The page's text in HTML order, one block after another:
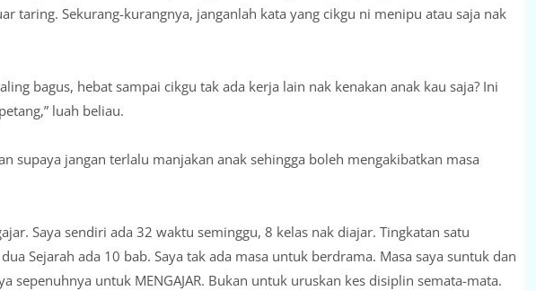
taring. Sekurang-kurangnya, janganlah kata yang cikgu ni menipu atau saja nak
bagus, hebat sampai cikgu tak ada kerja lain nak kenakan anak kau saja? Ini
luah beliau.
supaya jangan terlalu manjakan anak sehingga boleh mengakibatkan masa
Saya sendiri ada 32 waktu seminggu, 8 kelas nak diajar. Tingkatan satu
Sejarah ada 10 bab. Saya tak ada masa untuk berdrama. Masa saya suntuk dan
sepenuhnya untuk MENGAJAR. Bukan untuk uruskan kes disiplin semata-mata.